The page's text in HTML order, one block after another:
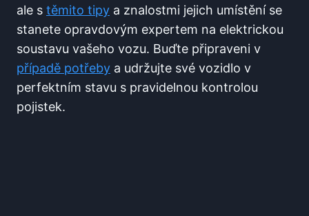
ale s těmito tipy a znalostmi jejich umístění se
stanete opravdovým expertem na elektrickou⁢
soustavu vašeho vozu. Buďte připraveni v
případě potřeby a udržujte své vozidlo v
perfektním stavu s pravidelnou kontrolou
pojistek.